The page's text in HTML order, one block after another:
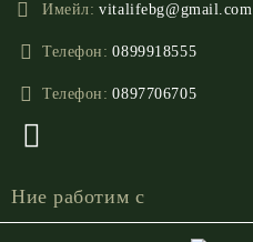
Имейл: vitalifebg@gmail.com
Телефон: 0899918555
Телефон: 0897706705
Ние работим с